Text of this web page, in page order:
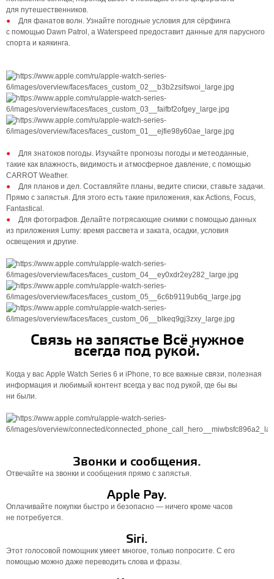
для путешественников.
Для фанатов волн. Узнайте погодные условия для сёрфинга
с помощью Dawn Patrol, а Waterspeed предоставит данные для парусного
спорта и каякинга.
Для знатоков погоды. Изучайте прогнозы погоды и метеоданные,
такие как влажность, видимость и атмосферное давление, с помощью
CARROT Weather.
Для планов и дел. Составляйте планы, ведите списки, ставьте задачи.
Прямо с запястья. Для этого есть такие приложения, как Actions, Focus,
Fantastical.
Для фотографов. Делайте потрясающие снимки с помощью данных
из приложения Lumy: время рассвета и заката, осадки, условия
освещения и другие.
Связь на запястье Всё нужное
всегда под рукой.
Когда у вас Apple Watch Series 6 и iPhone, то все важные связи, полезная
информация и любимый контент всегда у вас под рукой, где бы вы
ни были.
Звонки и сообщения.
Отвечайте на звонки и сообщения прямо с запястья.
Apple Pay.
Оплачивайте покупки быстро и безопасно — ничего кроме часов
не потребуется.
Siri.
Этот голосовой помощник умеет многое, только попросите. С его
помощью можно даже переводить слова и фразы.